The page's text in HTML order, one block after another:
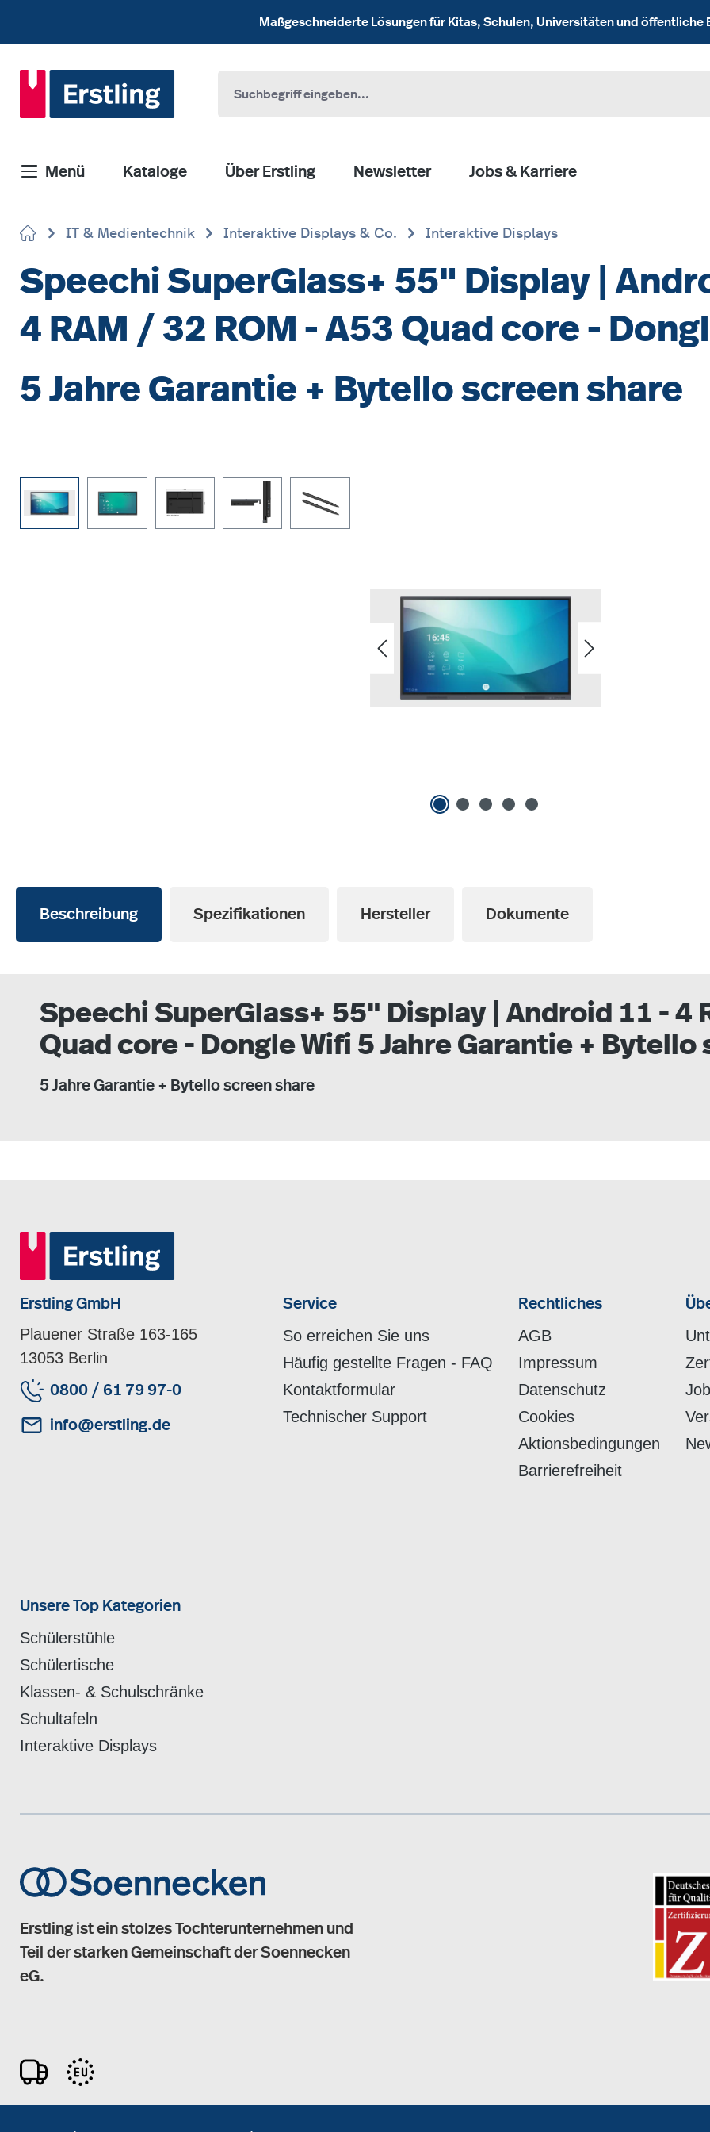
Maßgeschneiderte Lösungen für Kitas, Schulen, Universitäten und öffentliche
Menü Kataloge Über Erstling Newsletter Jobs & Karriere
IT & Medientechnik Interaktive Displays & Co. Interaktive Displays
Speechi SuperGlass+ 55" Display |
4 RAM / 32 ROM - A53 Quad core -
5 Jahre Garantie + Bytello screen share
Beschreibung Spezifikationen Hersteller Dokumente
Speechi SuperGlass+ 55" Display | Android 11 - 4
Quad core - Dongle Wifi 5 Jahre Garantie + Bytello
5 Jahre Garantie + Bytello screen share
Erstling GmbH
Plauener Straße 163-165
13053 Berlin
0800 / 61 79 97-0
info@erstling.de
Service
So erreichen Sie uns
Häufig gestellte Fragen - FAQ
Kontaktformular
Technischer Support
Rechtliches
AGB
Impressum
Datenschutz
Cookies
Aktionsbedingungen
Barrierefreiheit
Unsere Top Kategorien
Schülerstühle
Schülertische
Klassen- & Schulschränke
Schultafeln
Interaktive Displays
Erstling ist ein stolzes Tochterunternehmen und
Teil der starken Gemeinschaft der Soennecken
eG.